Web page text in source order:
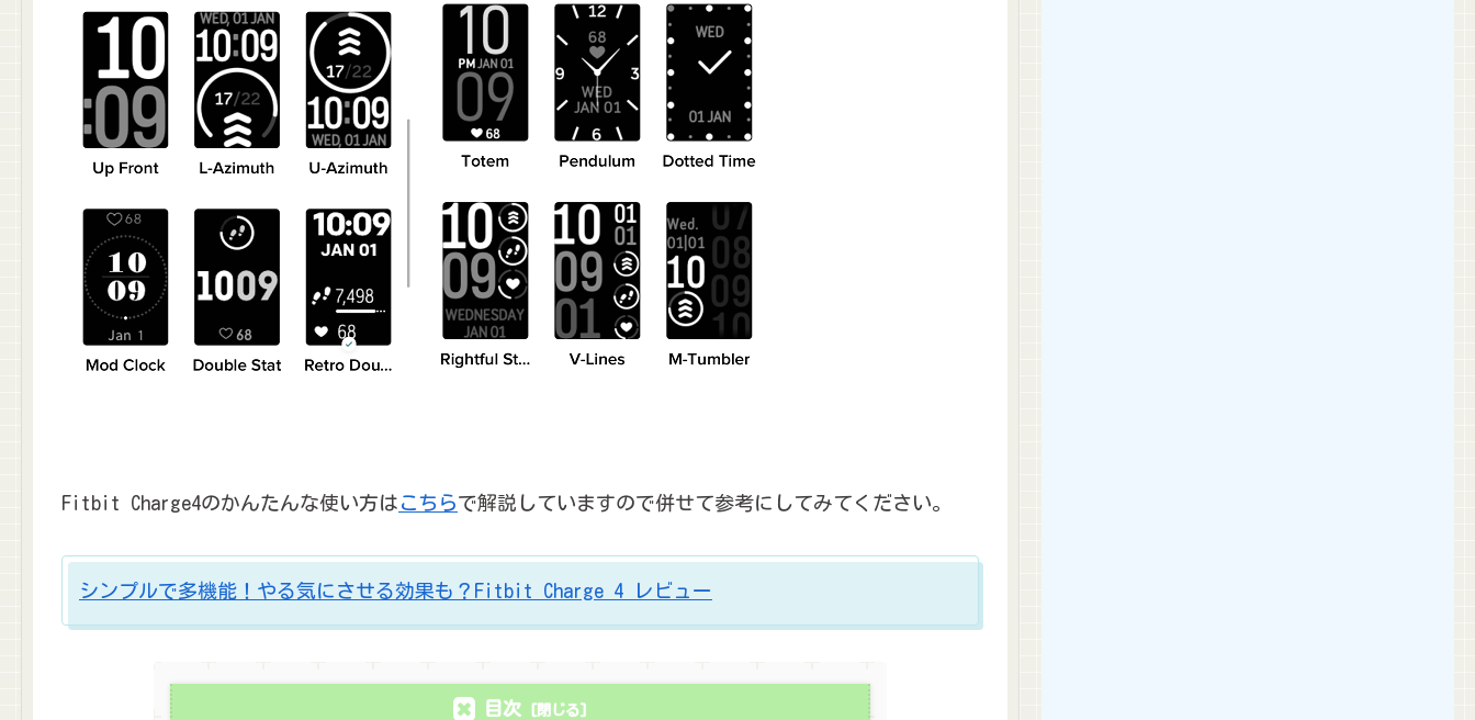
Fitbit Charge4のかんたんな使い方は こちらで解説していますので併せて参考にしてみてください。
シンプルで多機能！やる気にさせる効果も？Fitbit Charge 4 レビュー
目次